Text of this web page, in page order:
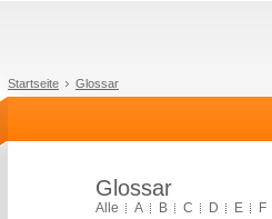
Startseite Glossar
Glossar
Alle A B C D E F